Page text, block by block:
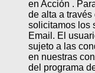
en Acción .
de alta a través
solicitamos los
Email. El
sujeto a las
en nuestras
del programa